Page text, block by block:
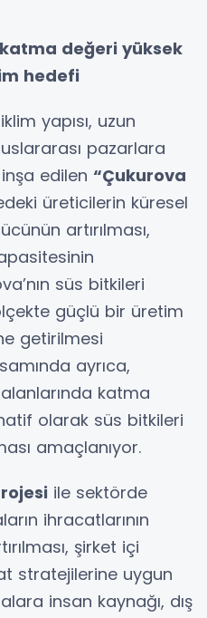
değeri yüksek
hedefi
yapısı, uzun
pazarlara
edilen “Çukurova
üreticilerin küresel
artırılması,
süs bitkileri
güçlü bir üretim
getirilmesi
ayrıca,
katma
olarak süs bitkileri
amaçlanıyor.
ile sektörde
ihracatlarının
şirket içi
stratejilerine uygun
insan kaynağı, dış